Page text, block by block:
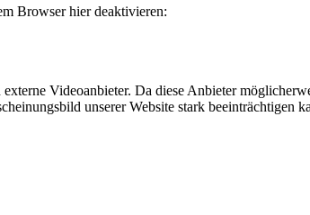
Browser hier deaktivieren:
Videoanbieter. Da diese Anbieter
unserer Website stark beeinträchtigen